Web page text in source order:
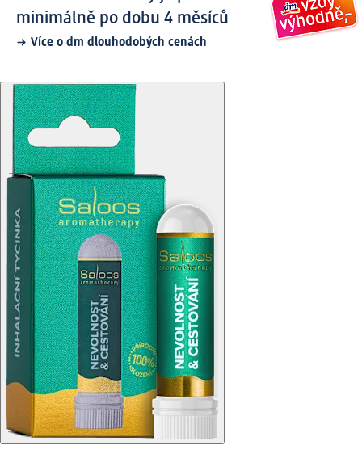
minimálně po dobu 4 měsíců
Více o dm dlouhodobých cenách